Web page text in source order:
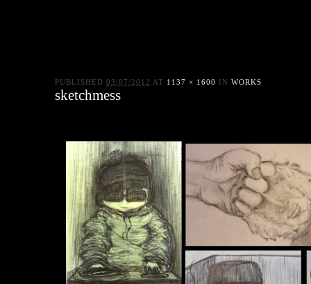
PUBLISHED 03/07/2012 AT 1137 × 1600 IN WORKS
sketchmess